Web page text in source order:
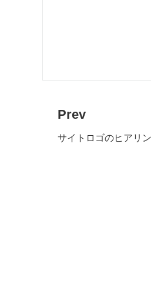
Prev
サイトロゴのヒアリ